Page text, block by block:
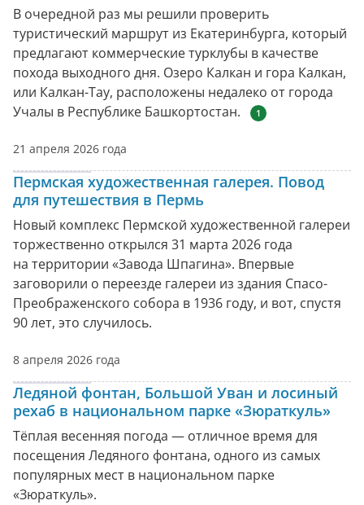
В очередной раз мы решили проверить
туристический маршрут из Екатеринбурга, который
предлагают коммерческие турклубы в качестве
похода выходного дня. Озеро Калкан и гора Калкан,
или Калкан-Тау, расположены недалеко от города
Учалы в Республике Башкортостан.
1
21 апреля 2026 года
Пермская художественная галерея. Повод
для путешествия в Пермь
Новый комплекс Пермской художественной галереи
торжественно открылся 31 марта 2026 года
на территории «Завода Шпагина». Впервые
заговорили о переезде галереи из здания Спасо-
Преображенского собора в 1936 году, и вот, спустя
90 лет, это случилось.
8 апреля 2026 года
Ледяной фонтан, Большой Уван и лосиный
рехаб в национальном парке «Зюраткуль»
Тёплая весенняя погода — отличное время для
посещения Ледяного фонтана, одного из самых
популярных мест в национальном парке
«Зюраткуль».